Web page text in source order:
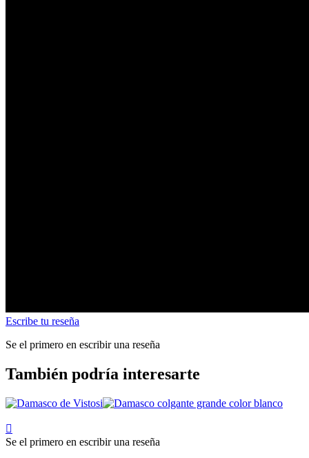
Escribe tu reseña
Se el primero en escribir una reseña
También podría interesarte

Se el primero en escribir una reseña